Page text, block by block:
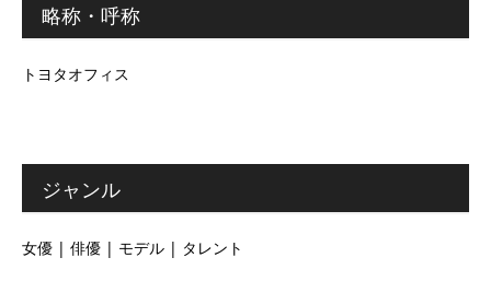
略称・呼称
トヨタオフィス
ジャンル
女優 | 俳優 | モデル | タレント